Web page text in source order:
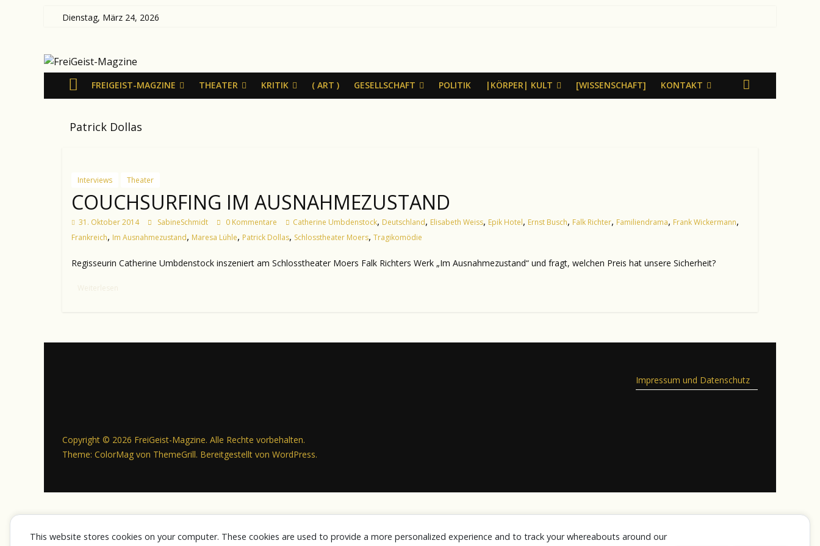
ZumDienstag, März 24, 2026
FreiGeist-
Magzine
News
Politik
FREIGEIST-MAGZINE THEATER KRITIK ( ART ) GESELLSCHAFT POLITIK |KÖRPER| KULT [WISSENSCHAFT] KONTAKT
Patrick Dollas
Interviews Theater
COUCHSURFING IM AUSNAHMEZUSTAND
31. Oktober 2014 SabineSchmidt 0 Kommentare Catherine Umbdenstock, Deutschland, Elisabeth Weiss, Epik Hotel, Ernst Busch, Falk Richter, Familiendrama, Frank Wickermann,
Frankreich, Im Ausnahmezustand, Maresa Lühle, Patrick Dollas, Schlosstheater Moers, Tragikomödie
Regisseurin Catherine Umbdenstock inszeniert am Schlosstheater Moers Falk Richters Werk „Im Ausnahmezustand“ und fragt, welchen Preis hat unsere Sicherheit?
Weiterlesen
Impressum und Datenschutz
Copyright © 2026 FreiGeist-Magzine. Alle Rechte vorbehalten.
Theme: ColorMag von ThemeGrill. Bereitgestellt von WordPress.
This website stores cookies on your computer. These cookies are used to provide a more personalized experience and to track your whereabouts around our